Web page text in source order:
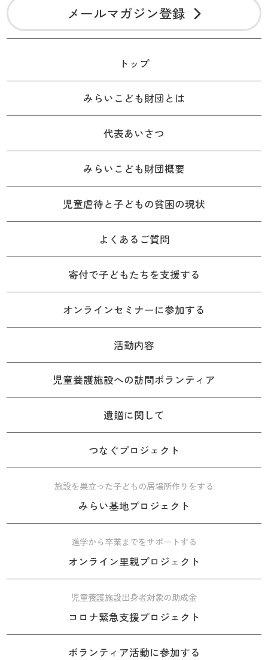
メールマガジン登録
トップ
みらいこども財団とは
代表あいさつ
みらいこども財団概要
児童虐待と子どもの貧困の現状
よくあるご質問
寄付で子どもたちを支援する
オンラインセミナーに参加する
活動内容
児童養護施設への訪問ボランティア
遺贈に関して
つなぐプロジェクト
施設を巣立った子どもの居場所作りをする
みらい基地プロジェクト
進学から卒業までをサポートする
オンライン里親プロジェクト
児童養護施設出身者対象の助成金
コロナ緊急支援プロジェクト
ボランティア活動に参加する